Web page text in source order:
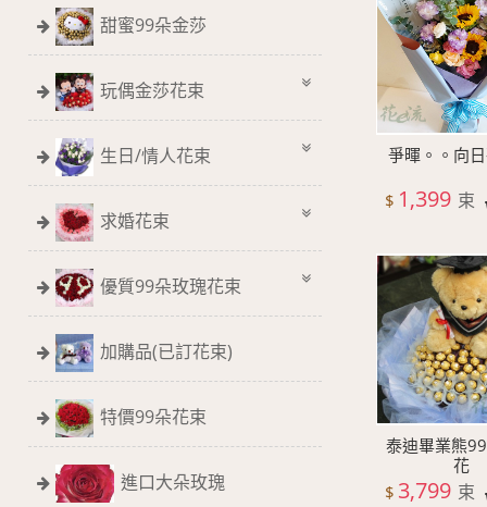
甜蜜99朵金莎
玩偶金莎花束
生日/情人花束
求婚花束
優質99朵玫瑰花束
加購品(已訂花束)
特價99朵花束
進口大朵玫瑰
爭暉。。向
$ 1,399 束
泰迪畢業熊
花
$ 3,799 束